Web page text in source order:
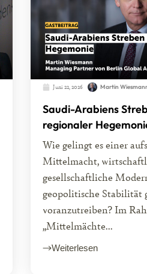
Juni 22, 2026 Martin
Saudi-Arabiens
regionaler
Wie gelingt es einer
Mittelmacht,
gesellschaftliche
geopolitische Stabilität
voranzutreiben? Im
„Mittelmächte...
Weiterlesen